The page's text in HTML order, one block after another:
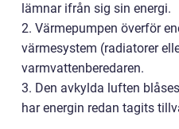
lämnar ifrån sig sin energi.
2. Värmepumpen överför
värmesystem (radiatorer
varmvattenberedaren.
3. Den avkylda luften
har energin redan tagits